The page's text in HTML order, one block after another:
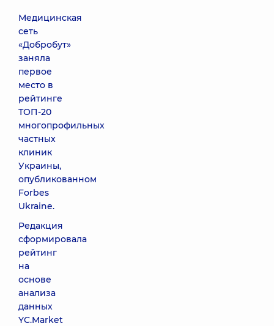
Медицинская
сеть
«Добробут»
заняла
первое
место в
рейтинге
ТОП-20
многопрофильных
частных
клиник
Украины,
опубликованном
Forbes
Ukraine.
Редакция
сформировала
рейтинг
на
основе
анализа
данных
YC.Market